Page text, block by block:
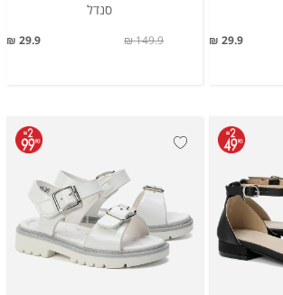
29.9 ₪
סנדל
29.9 ₪ 149.9 ₪